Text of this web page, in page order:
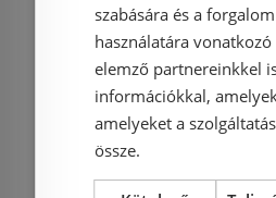
Mofém Junior Evo
mosogató
nyilt rendszerű
bojlerhez, 160-
szabására és a
használatára
elemző partnereinkkel
információkkal,
amelyeket a
össze.